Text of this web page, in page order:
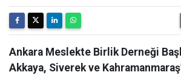
Ankara Meslekte Birlik Derneği
Akkaya, Siverek ve